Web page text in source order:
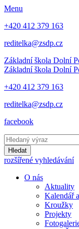
Menu
+420 412 379 163
reditelka@zsdp.cz
Základní škola Dolní
Základní škola Dolní
+420 412 379 163
reditelka@zsdp.cz
facebook
Hledat
rozšířené vyhledávání
O nás
Aktuality
Kalendář
Kroužky
Projekty